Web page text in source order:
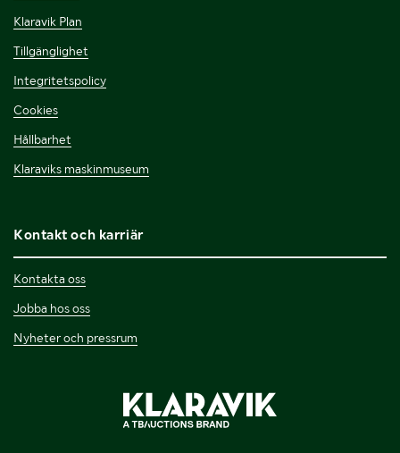
Klaravik Plan
Tillgänglighet
Integritetspolicy
Cookies
Hållbarhet
Klaraviks maskinmuseum
Kontakt och karriär
Kontakta oss
Jobba hos oss
Nyheter och pressrum